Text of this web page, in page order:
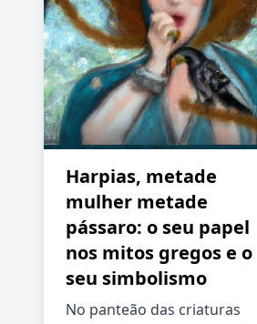
Harpias, metade
mulher metade
pássaro: o seu papel
nos mitos gregos e o
seu simbolismo
No panteão das criaturas